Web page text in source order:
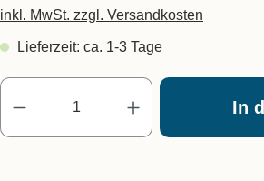
inkl. MwSt. zzgl. Versandkosten
Lieferzeit: ca. 1-3 Tage
Produkt
In